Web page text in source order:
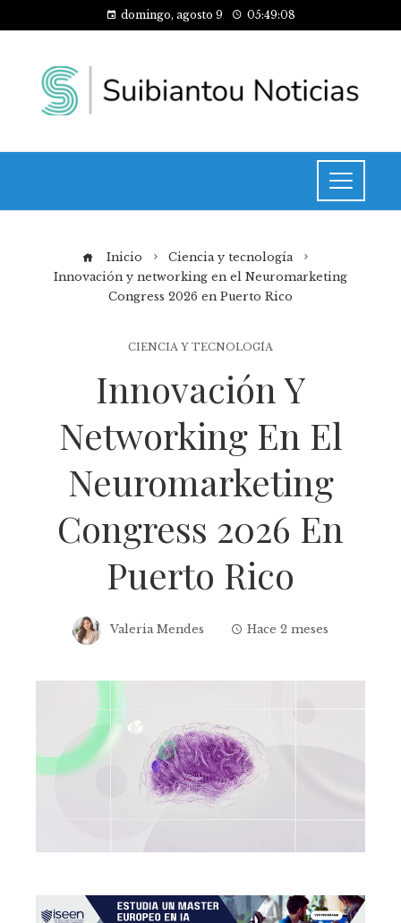
domingo, agosto 9 05:49:09
Inicio
Ciencia y tecnología
Innovación y networking en el Neuromarketing
Congress 2026 en Puerto Rico
CIENCIA Y TECNOLOGÍA
Innovación Y
Networking En El
Neuromarketing
Congress 2026 En
Puerto Rico
Valeria Mendes Hace 2 meses